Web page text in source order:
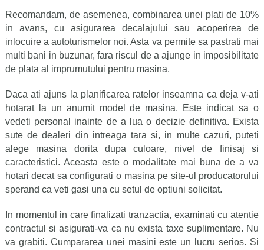
Recomandam, de asemenea, combinarea unei plati de 10%
in avans, cu asigurarea decalajului sau acoperirea de
inlocuire a autoturismelor noi. Asta va permite sa pastrati mai
multi bani in buzunar, fara riscul de a ajunge in imposibilitate
de plata al imprumutului pentru masina.
Daca ati ajuns la planificarea ratelor inseamna ca deja v-ati
hotarat la un anumit model de masina. Este indicat sa o
vedeti personal inainte de a lua o decizie definitiva. Exista
sute de dealeri din intreaga tara si, in multe cazuri, puteti
alege masina dorita dupa culoare, nivel de finisaj si
caracteristici. Aceasta este o modalitate mai buna de a va
hotari decat sa configurati o masina pe site-ul producatorului
sperand ca veti gasi una cu setul de optiuni solicitat.
In momentul in care finalizati tranzactia, examinati cu atentie
contractul si asigurati-va ca nu exista taxe suplimentare. Nu
va grabiti. Cumpararea unei masini este un lucru serios. Si